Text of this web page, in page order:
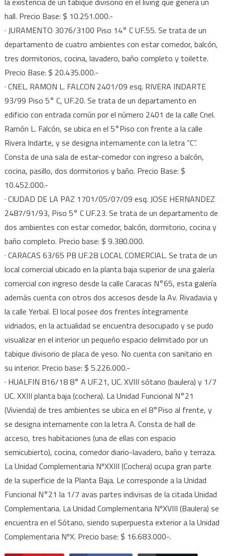
hall. Precio Base: $ 10.251.000.-
· JURAMENTO 3076/3100 Piso 14° C UF.55. Se trata de un
departamento de cuatro ambientes con estar comedor, balcón,
tres dormitorios, cocina, lavadero, baño completo y toilette.
Precio Base: $ 20.435.000.-
· CNEL. RAMON L. FALCON 2401/09 esq. RIVERA INDARTE
93/99 Piso 5° C, UF.20. Se trata de un departamento en
edificio con entrada común por el número 2401 de la calle Cnel.
Ramón L. Falcón, se ubica en el 5°Piso con frente a la calle
Rivera Indarte, y se designa internamente con la letra “C”.
Consta de una sala de estar-comedor con ingreso a balcón,
cocina, pasillo, dos dormitorios y baño. Precio Base: $
10.452.000.-
· CIUDAD DE LA PAZ 1701/05/07/09 esq. JOSE HERNANDEZ
2487/91/93, Piso 5° C UF.23. Se trata de un departamento de
dos ambientes con estar comedor, balcón, dormitorio, cocina y
baño completo. Precio base: $ 9.380.000.
· CARACAS 63/65 PB UF.28 LOCAL COMERCIAL. Se trata de un
local comercial ubicado en la planta baja superior de una galería
comercial con ingreso desde la calle Caracas N°65, esta galería
además cuenta con otros dos accesos desde la Av. Rivadavia y
la calle Yerbal. El local posee dos frentes íntegramente
vidriados, en la actualidad se encuentra desocupado y se pudo
visualizar en el interior un pequeño espacio delimitado por un
tabique divisorio de placa de yeso. No cuenta con sanitario en
su interior. Precio base: $ 5.226.000.-
· HUALFIN 816/18 8° A UF.21, UC. XVIII sótano (baulera) y 1/7
UC. XXIII planta baja (cochera). La Unidad Funcional N°21
(Vivienda) de tres ambientes se ubica en el 8°Piso al frente, y
se designa internamente con la letra A. Consta de hall de
acceso, tres habitaciones (una de ellas con espacio
semicubierto), cocina, comedor diario-lavadero, baño y terraza.
La Unidad Complementaria NºXXIII (Cochera) ocupa gran parte
de la superficie de la Planta Baja. Le corresponde a la Unidad
Funcional N°21 la 1/7 avas partes indivisas de la citada Unidad
Complementaria. La Unidad Complementaria NºXVIII (Baulera) se
encuentra en el Sótano, siendo superpuesta exterior a la Unidad
Complementaria NºX. Precio base: $ 16.683.000-.